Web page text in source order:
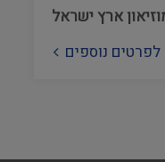
ארץ ישראל
לפרטים נוספים